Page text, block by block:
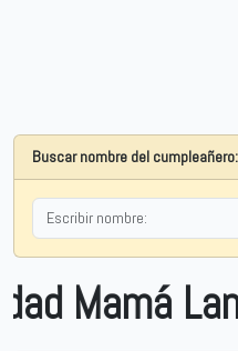
Buscar nombre del cumpleañero:
Lana